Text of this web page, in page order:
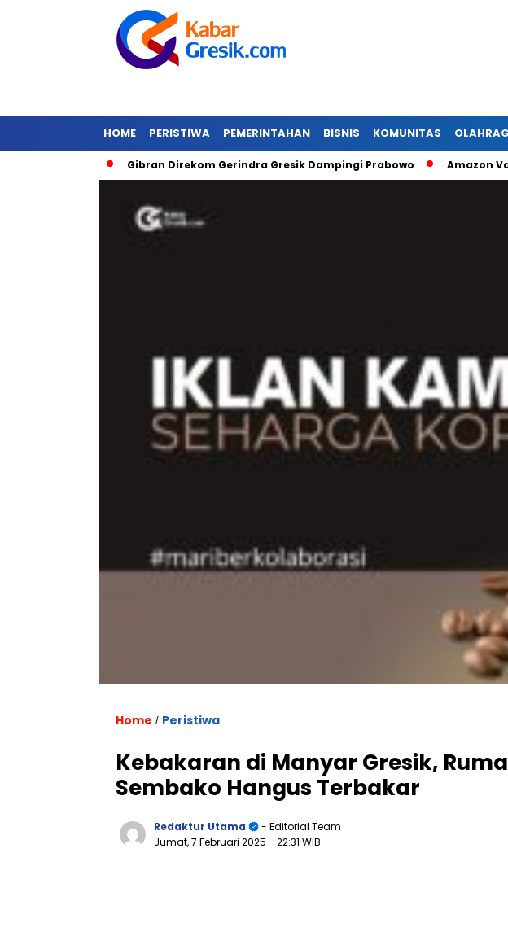
HOME PERISTIWA PEMERINTAHAN BISNIS KOMUNITAS
Gibran Direkom Gerindra Gresik Dampingi Prabowo Amazon Van
Home / Peristiwa
Kebakaran di Manyar Gresik,
Sembako Hangus Terbakar
Redaktur Utama
- Editorial Team
Jumat, 7 Februari 2025 - 22:31 WIB